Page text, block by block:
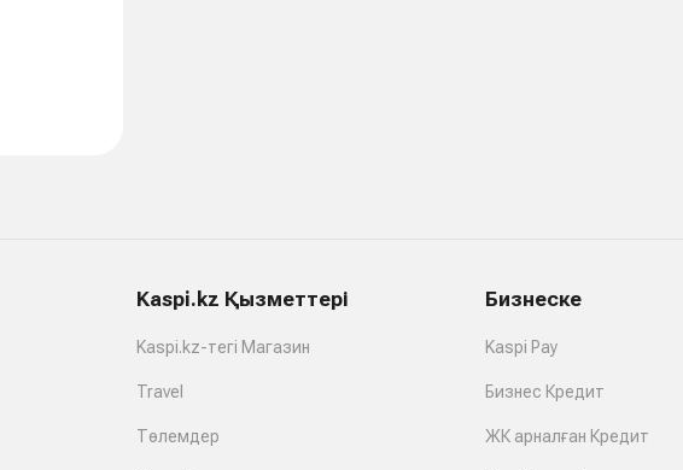
Kaspi.kz Қызметтері
Kaspi.kz-тегі Магазин
Travel
Төлемдер
Бизнеске
Kaspi Pay
Бизнес Кредит
ЖК арналған Кредит